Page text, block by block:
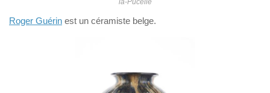
la-Pucelle
Roger Guérin est un céramiste belge.